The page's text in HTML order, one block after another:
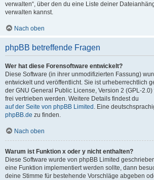
verwalten“, über den du eine Liste deiner
verwalten kannst.
Nach oben
phpBB betreffende Fragen
Wer hat diese Forensoftware entwickelt?
Diese Software (in ihrer unmodifizierten Fassung)
entwickelt und veröffentlicht. Sie ist urheberrechtlich
der GNU General Public License, Version 2 (GPL-
frei vertrieben werden. Weitere Details findest du
auf der Seite von phpBB Limited . Eine
phpBB.de zu finden.
Nach oben
Warum ist Funktion x oder y nicht enthalten?
Diese Software wurde von phpBB Limited
eine Funktion implementiert werden sollte, dann
deine Stimme für bestehende Vorschläge abgeben